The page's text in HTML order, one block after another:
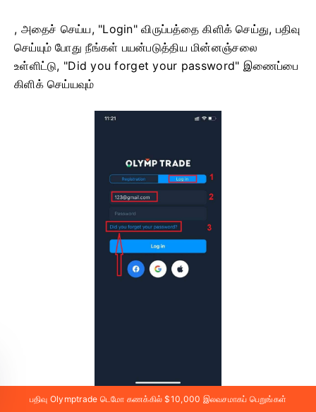
, அதைச் செய்ய, "Login" விருப்பத்தை கிளிக் செய்து, பதிவு
செய்யும் போது நீங்கள் பயன்படுத்திய மின்னஞ்சலை
உள்ளிட்டு, "Did you forget your password" இணைப்பை
கிளிக் செய்யவும்
பதிவு Olymptrade டெமோ கணக்கில் $10,000 இலவசமாகப் பெறுங்கள்